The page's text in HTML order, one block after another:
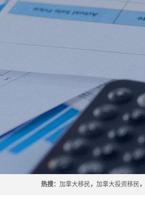
热搜： 加拿大移民 ， 加拿大投资移民 ，